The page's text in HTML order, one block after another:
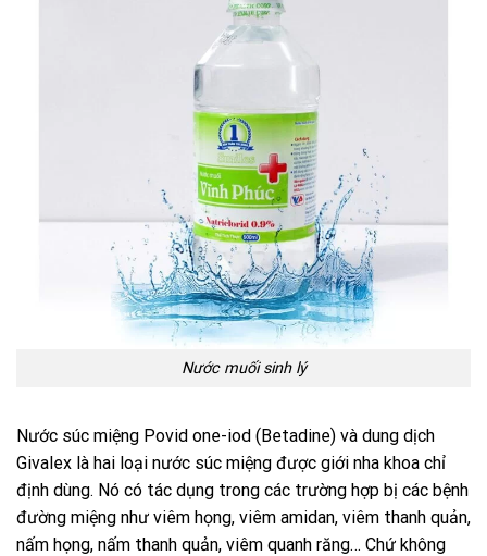
Nước muối sinh lý
Nước súc miệng Povid one-iod (Betadine) và dung dịch
Givalex là hai loại nước súc miệng được giới nha khoa chỉ
định dùng. Nó có tác dụng trong các trường hợp bị các bệnh
đường miệng như viêm họng, viêm amidan, viêm thanh quản,
nấm họng, nấm thanh quản, viêm quanh răng… Chứ không